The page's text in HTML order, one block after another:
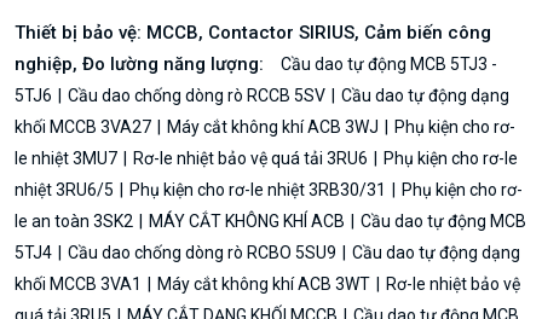
Thiết bị bảo vệ: MCCB, Contactor SIRIUS, Cảm biến công
nghiệp, Đo lường năng lượng:
Cầu dao tự động MCB 5TJ3 -
5TJ6
Cầu dao chống dòng rò RCCB 5SV
Cầu dao tự động dạng
khối MCCB 3VA27
Máy cắt không khí ACB 3WJ
Phụ kiện cho rơ-
le nhiệt 3MU7
Rơ-le nhiệt bảo vệ quá tải 3RU6
Phụ kiện cho rơ-le
nhiệt 3RU6/5
Phụ kiện cho rơ-le nhiệt 3RB30/31
Phụ kiện cho rơ-
le an toàn 3SK2
MÁY CẮT KHÔNG KHÍ ACB
Cầu dao tự động MCB
5TJ4
Cầu dao chống dòng rò RCBO 5SU9
Cầu dao tự động dạng
khối MCCB 3VA1
Máy cắt không khí ACB 3WT
Rơ-le nhiệt bảo vệ
quá tải 3RU5
MÁY CẮT DẠNG KHỐI MCCB
Cầu dao tự động MCB